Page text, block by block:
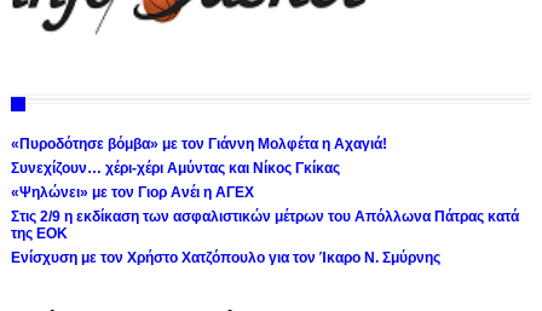
«Πυροδότησε βόμβα» με τον Γιάννη Μολφέτα η Αχαγιά!
Συνεχίζουν… χέρι-χέρι Αμύντας και Νίκος Γκίκας
«Ψηλώνει» με τον Γιορ Ανέι η ΑΓΕΧ
Στις 2/9 η εκδίκαση των ασφαλιστικών μέτρων του Απόλλωνα Πάτρας κατά
της ΕΟΚ
Ενίσχυση με τον Χρήστο Χατζόπουλο για τον Ίκαρο Ν. Σμύρνης